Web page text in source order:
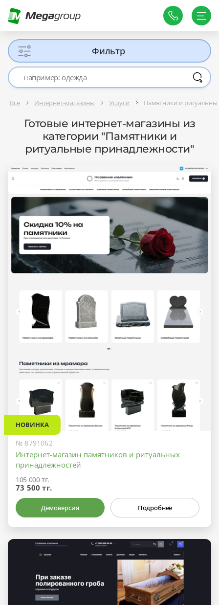
Фильтр
Все Интернет-магазины Услуги Памятники и
Готовые интернет-магазины из
категории "Памятники и
ритуальные принадлежности"
НОВИНКА
№ 8791062
Интернет-магазин памятников и ритуальных
принадлежностей
105 000 тг.
73 500 тг.
Демоверсия Подробнее